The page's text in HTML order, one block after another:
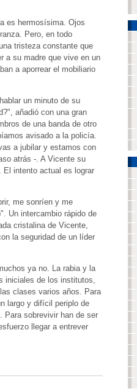
es hermosísima. Ojos
Pero, en todo
tristeza constante que
a su madre que vive en un
a aporrear el mobiliario
un minuto de su
añadió con una gran
de una banda de otro
avisado a la policía.
a jubilar y estamos con
atrás -. A Vicente su
El intento actual es lograr
me sonríen y me
Un intercambio rápido de
cristalina de Vicente,
la seguridad de un líder
ya no. La rabia y la
iniciales de los institutos,
clases varios años. Para
largo y difícil periplo de
Para sobrevivir han de ser
llegar a entrever